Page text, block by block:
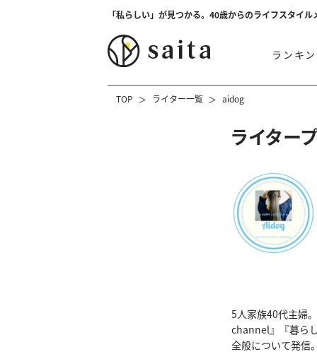
「私らしい」が見つかる。40歳からのライフスタイル
ランキ
TOP ライター一覧 aidog
ライター
5人家族40代主婦
channel』『暮ら
全般について発信